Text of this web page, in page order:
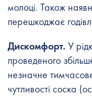
молоці. Також
перешкоджає
Дискомфорт. У
проведеного
незначне
чутливості соска